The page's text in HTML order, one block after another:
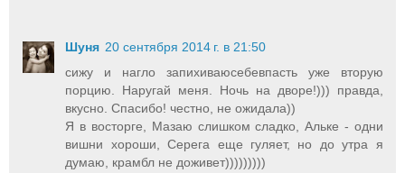
Шуня 20 сентября 2014 г. в 21:50
сижу и нагло запихиваюсебевпасть уже вторую
порцию. Наругай меня. Ночь на дворе!))) правда,
вкусно. Спасибо! честно, не ожидала))
Я в восторге, Мазаю слишком сладко, Альке - одни
вишни хороши, Серега еще гуляет, но до утра я
думаю, крамбл не доживет)))))))))